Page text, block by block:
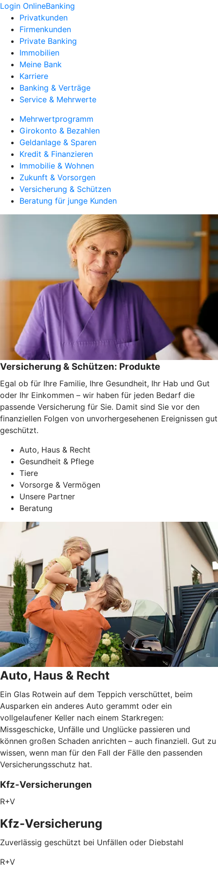
Login OnlineBanking
Privatkunden
Firmenkunden
Private Banking
Immobilien
Meine Bank
Karriere
Banking & Verträge
Service & Mehrwerte
Mehrwertprogramm
Girokonto & Bezahlen
Geldanlage & Sparen
Kredit & Finanzieren
Immobilie & Wohnen
Zukunft & Vorsorgen
Versicherung & Schützen
Beratung für junge Kunden
Versicherung & Schützen: Produkte
Egal ob für Ihre Familie, Ihre Gesundheit, Ihr Hab und Gut
oder Ihr Einkommen – wir haben für jeden Bedarf die
passende Versicherung für Sie. Damit sind Sie vor den
finanziellen Folgen von unvorhergesehenen Ereignissen gut
geschützt.
Auto, Haus & Recht
Gesundheit & Pflege
Tiere
Vorsorge & Vermögen
Unsere Partner
Beratung
Auto, Haus & Recht
Ein Glas Rotwein auf dem Teppich verschüttet, beim
Ausparken ein anderes Auto gerammt oder ein
vollgelaufener Keller nach einem Starkregen:
Missgeschicke, Unfälle und Unglücke passieren und
können großen Schaden anrichten – auch finanziell. Gut zu
wissen, wenn man für den Fall der Fälle den passenden
Versicherungsschutz hat.
Kfz-Versicherungen
R+V
Kfz-Versicherung
Zuverlässig geschützt bei Unfällen oder Diebstahl
R+V